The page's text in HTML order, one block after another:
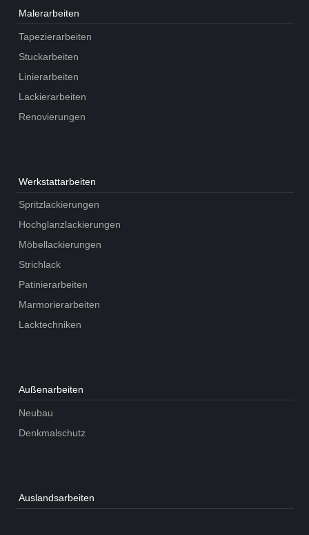
Maler­arbeiten
Tapezierarbeiten
Stuckarbeiten
Linierarbeiten
Lackierarbeiten
Renovierungen
Werkstatt­arbeiten
Spritzlackierungen
Hochglanzlackierungen
Möbellackierungen
Strichlack
Patinierarbeiten
Marmorierarbeiten
Lacktechniken
Außen­arbeiten
Neubau
Denkmalschutz
Auslands­arbeiten